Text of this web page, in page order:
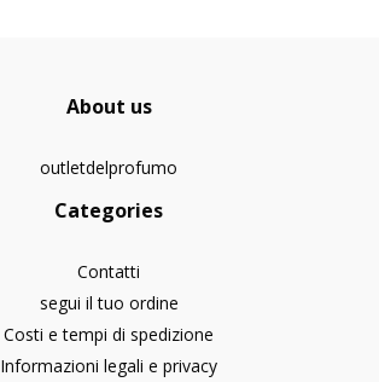
About us
outletdelprofumo
Categories
Contatti
segui il tuo ordine
Costi e tempi di spedizione
Informazioni legali e privacy